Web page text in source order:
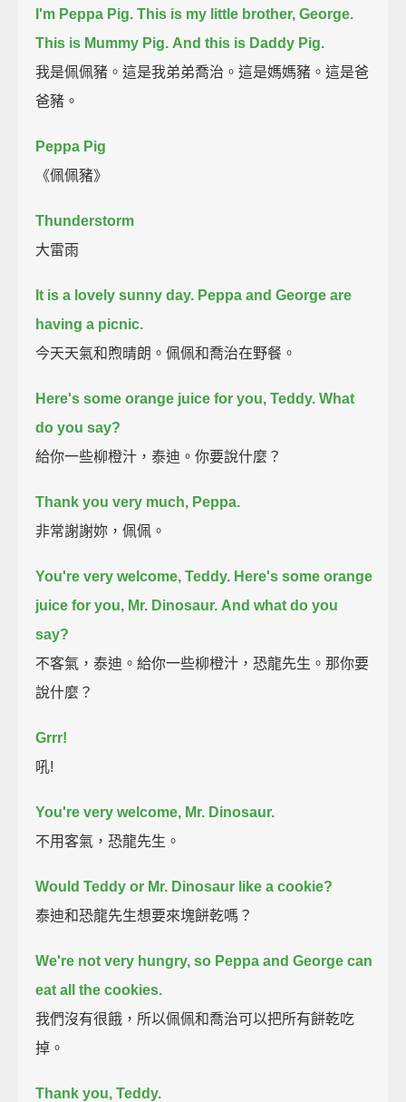
I'm Peppa Pig. This is my little brother, George.
This is Mummy Pig. And this is Daddy Pig.
我是佩佩豬。這是我弟弟喬治。這是媽媽豬。這是爸
爸豬。
Peppa Pig
《佩佩豬》
Thunderstorm
大雷雨
It is a lovely sunny day. Peppa and George are
having a picnic.
今天天氣和煦晴朗。佩佩和喬治在野餐。
Here's some orange juice for you, Teddy. What
do you say?
給你一些柳橙汁，泰迪。你要說什麼？
Thank you very much, Peppa.
非常謝謝妳，佩佩。
You're very welcome, Teddy. Here's some orange
juice for you, Mr. Dinosaur. And what do you
say?
不客氣，泰迪。給你一些柳橙汁，恐龍先生。那你要
說什麼？
Grrr!
吼!
You're very welcome, Mr. Dinosaur.
不用客氣，恐龍先生。
Would Teddy or Mr. Dinosaur like a cookie?
泰迪和恐龍先生想要來塊餅乾嗎？
We're not very hungry, so Peppa and George can
eat all the cookies.
我們沒有很餓，所以佩佩和喬治可以把所有餅乾吃
掉。
Thank you, Teddy.